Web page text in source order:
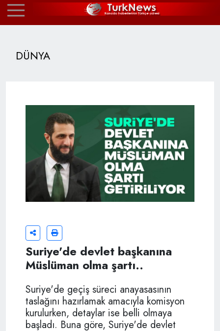
DÜNYA
Suriye'de devlet başkanına
Müslüman olma şartı..
Suriye'de geçiş süreci anayasasının
taslağını hazırlamak amacıyla komisyon
kurulurken, detaylar ise belli olmaya
başladı. Buna göre, Suriye'de devlet